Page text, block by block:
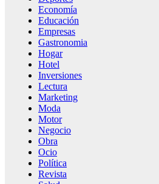
Economía
Educación
Empresas
Gastronomia
Hogar
Hotel
Inversiones
Lectura
Marketing
Moda
Motor
Negocio
Obra
Ocio
Política
Revista